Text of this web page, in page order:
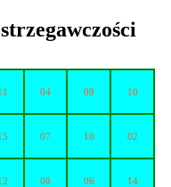
04 09 10
07 10 02
08 06 14